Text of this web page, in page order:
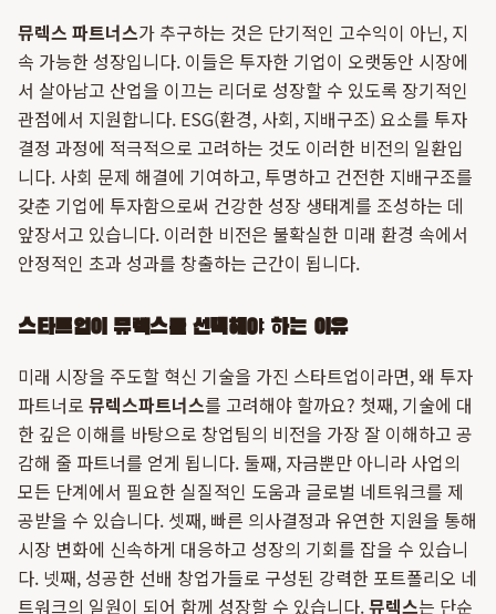
뮤렉스 파트너스가 추구하는 것은 단기적인 고수익이 아닌, 지
속 가능한 성장입니다. 이들은 투자한 기업이 오랫동안 시장에
서 살아남고 산업을 이끄는 리더로 성장할 수 있도록 장기적인
관점에서 지원합니다. ESG(환경, 사회, 지배구조) 요소를 투자
결정 과정에 적극적으로 고려하는 것도 이러한 비전의 일환입
니다. 사회 문제 해결에 기여하고, 투명하고 건전한 지배구조를
갖춘 기업에 투자함으로써 건강한 성장 생태계를 조성하는 데
앞장서고 있습니다. 이러한 비전은 불확실한 미래 환경 속에서
안정적인 초과 성과를 창출하는 근간이 됩니다.
스타트업이 뮤렉스를 선택해야 하는 이유
미래 시장을 주도할 혁신 기술을 가진 스타트업이라면, 왜 투자
파트너로 뮤렉스파트너스를 고려해야 할까요? 첫째, 기술에 대
한 깊은 이해를 바탕으로 창업팀의 비전을 가장 잘 이해하고 공
감해 줄 파트너를 얻게 됩니다. 둘째, 자금뿐만 아니라 사업의
모든 단계에서 필요한 실질적인 도움과 글로벌 네트워크를 제
공받을 수 있습니다. 셋째, 빠른 의사결정과 유연한 지원을 통해
시장 변화에 신속하게 대응하고 성장의 기회를 잡을 수 있습니
다. 넷째, 성공한 선배 창업가들로 구성된 강력한 포트폴리오 네
트워크의 일원이 되어 함께 성장할 수 있습니다.뮤렉스는 단순